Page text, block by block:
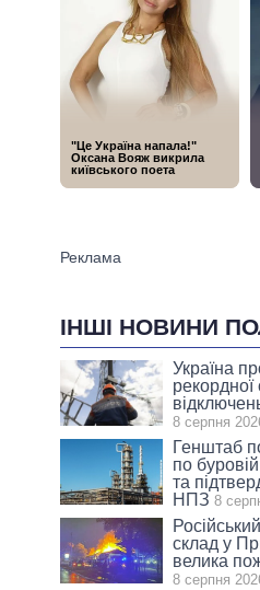
ІНШІ НОВИНИ
Україна
рекордної
8 серпня
Генштаб
по
та
НПЗ 8
склад у
велика
8 серпня